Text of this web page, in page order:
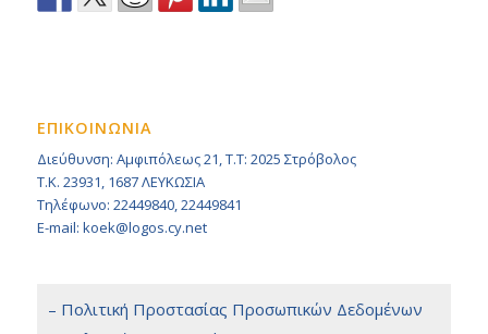
ΕΠΙΚΟΙΝΩΝΙΑ
Διεύθυνση: Αμφιπόλεως 21, Τ.Τ: 2025 Στρόβολος
Τ.Κ. 23931, 1687 ΛΕΥΚΩΣΙΑ
Τηλέφωνο: 22449840, 22449841
E-mail: koek@logos.cy.net
– Πολιτική Προστασίας Προσωπικών Δεδομένων